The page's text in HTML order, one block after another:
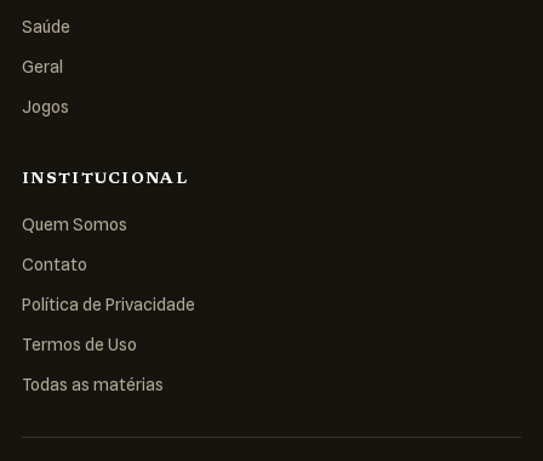
Saúde
Geral
Jogos
INSTITUCIONAL
Quem Somos
Contato
Política de Privacidade
Termos de Uso
Todas as matérias